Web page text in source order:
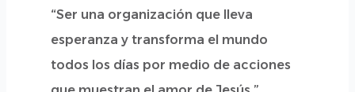
“Ser una organización que lleva
esperanza y transforma el mundo
todos los días por medio de acciones